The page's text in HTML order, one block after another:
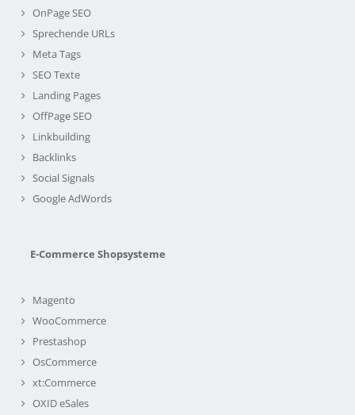
OnPage SEO
Sprechende URLs
Meta Tags
SEO Texte
Landing Pages
OffPage SEO
Linkbuilding
Backlinks
Social Signals
Google AdWords
E-Commerce Shopsysteme
Magento
WooCommerce
Prestashop
OsCommerce
xt:Commerce
OXID eSales